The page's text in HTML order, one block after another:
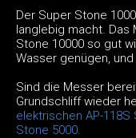
Der Super Stone
langlebig macht. Das
Stone 10000 so gut
Wasser genügen,
Sind die Messer
Grundschliff wieder
elektrischen AP-
Stone 5000.